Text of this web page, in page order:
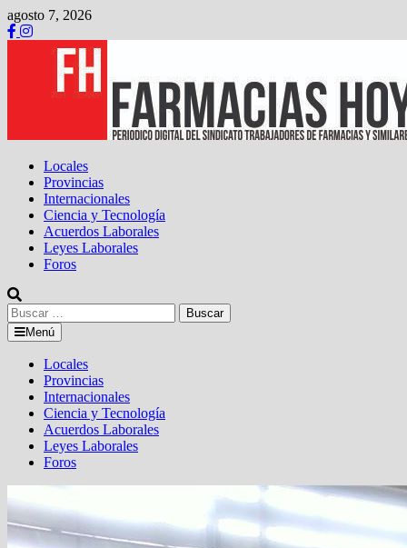
Saltar
al
contenido
agosto 7, 2026
Locales
Provincias
Internacionales
Ciencia y Tecnología
Acuerdos Laborales
Leyes Laborales
Foros
Buscar:
Menú
Locales
Provincias
Internacionales
Ciencia y Tecnología
Acuerdos Laborales
Leyes Laborales
Foros